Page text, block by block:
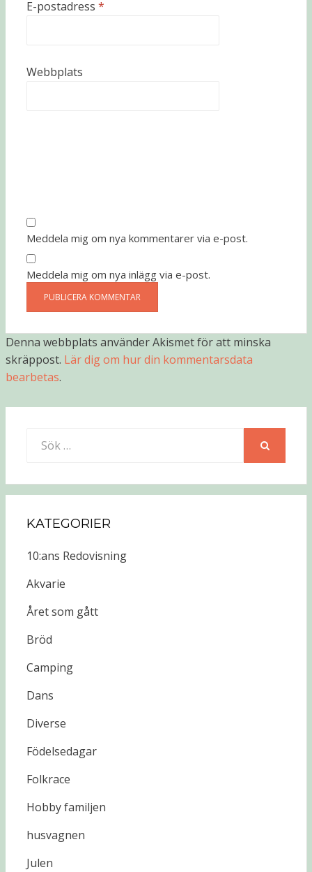
E-postadress *
Webbplats
Meddela mig om nya kommentarer via e-post.
Meddela mig om nya inlägg via e-post.
Denna webbplats använder Akismet för att minska
skräppost. Lär dig om hur din kommentarsdata
bearbetas.
efter:
KATEGORIER
10:ans Redovisning
Akvarie
Året som gått
Bröd
Camping
Dans
Diverse
Födelsedagar
Folkrace
Hobby familjen
husvagnen
Julen